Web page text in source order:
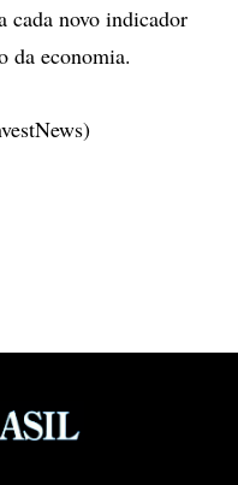
cada novo indicador
da economia.